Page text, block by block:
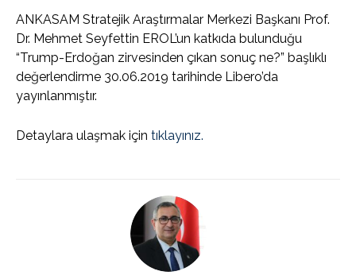
ANKASAM Stratejik Araştırmalar Merkezi Başkanı Prof.
Dr. Mehmet Seyfettin EROL’un katkıda bulunduğu
“Trump-Erdoğan zirvesinden çıkan sonuç ne?” başlıklı
değerlendirme 30.06.2019 tarihinde Libero’da
yayınlanmıştır.
Detaylara ulaşmak için tıklayınız.